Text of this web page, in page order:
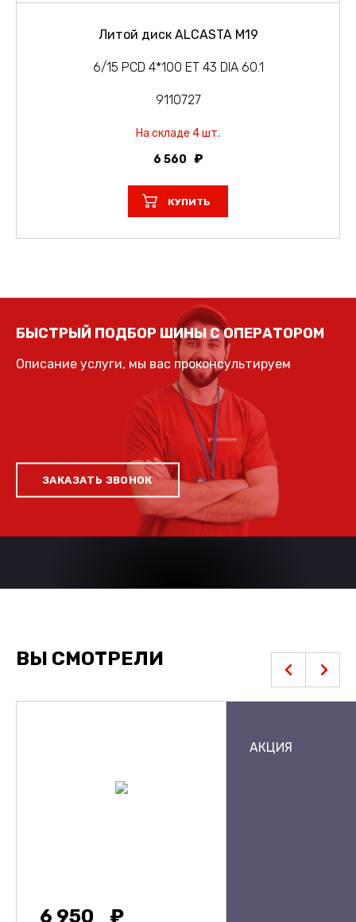
Литой диск ALCASTA M19
6/15 PCD 4*100 ET 43 DIA 60.1
9110727
На складе 4 шт.
6 560
КУПИТЬ
БЫСТРЫЙ ПОДБОР ШИНЫ С ОПЕРАТОРОМ
Описание услуги, мы вас проконсультируем
ЗАКАЗАТЬ ЗВОНОК
ВЫ СМОТРЕЛИ
6 950
АКЦИЯ